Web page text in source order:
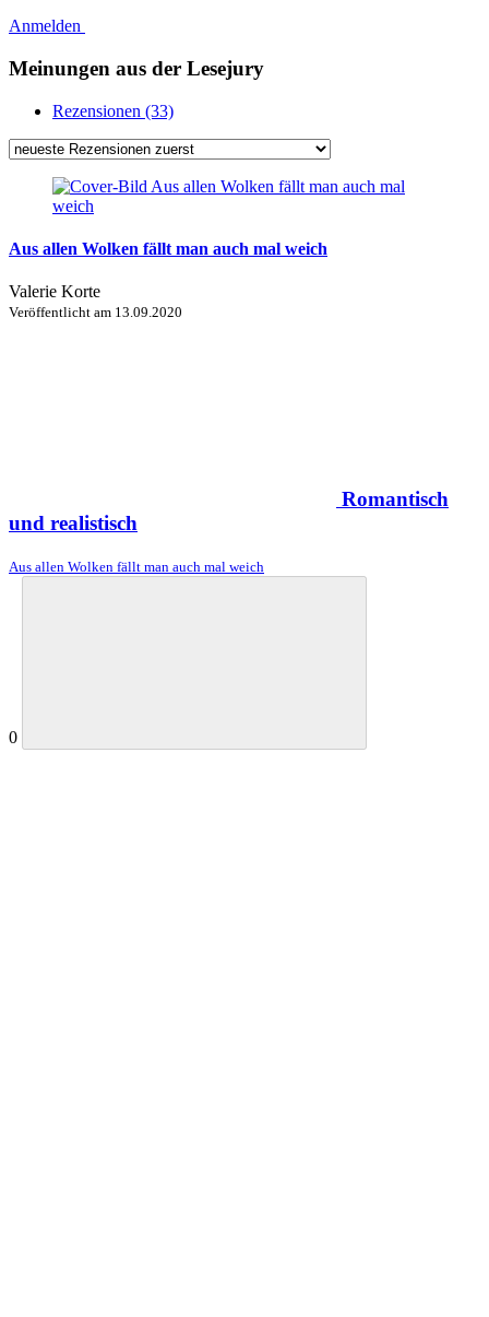
Anmelden
Meinungen aus der Lesejury
Rezensionen (33)
Aus allen Wolken fällt man auch mal weich
Valerie Korte
Veröffentlicht am 13.09.2020
Romantisch
und realistisch
Aus allen Wolken fällt man auch mal weich
0